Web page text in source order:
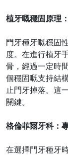
植牙嘅穩固原理
門牙種牙嘅穩固
度。在進行植牙
骨，經過一定時
個穩固 嘅支持結
止門牙掉落。這
關鍵。
格倫菲爾牙科：
在選擇門牙種牙